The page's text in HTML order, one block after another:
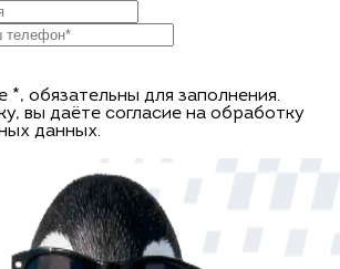
*, обязательны для заполнения.
вы даёте согласие на обработку
данных.